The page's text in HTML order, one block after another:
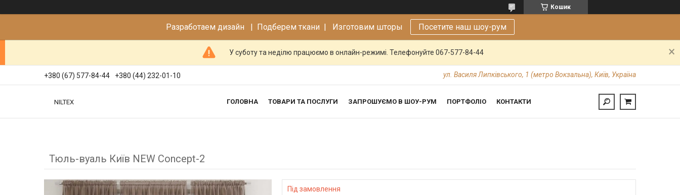
Кошик
Разработаем дизайн | Подберем ткани | Изготовим шторы Посетите наш шоу-рум
У суботу та неділю працюємо в онлайн-режимі. Телефонуйте 067-577-84-44
+380 (67) 577-84-44 +380 (44) 232-01-10 ул. Василя Липківського, 1 (метро Вокзальна), Київ, Україна
NILTEX ГОЛОВНА ТОВАРИ ТА ПОСЛУГИ ЗАПРОШУЄМО В ШОУ-РУМ ПОРТФОЛІО КОНТАКТИ
Тюль-вуаль Київ NEW Concept-2
Під замовлення